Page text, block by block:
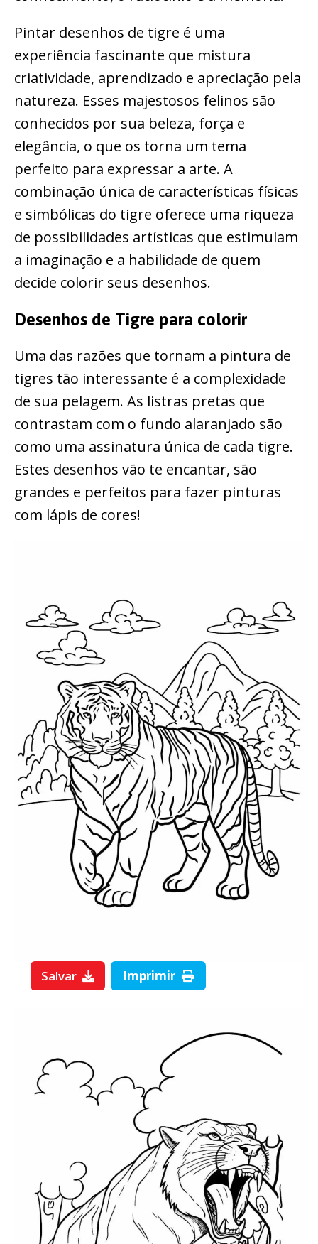
Pintar desenhos de tigre é uma
experiência fascinante que mistura
criatividade, aprendizado e apreciação pela
natureza. Esses majestosos felinos são
conhecidos por sua beleza, força e
elegância, o que os torna um tema
perfeito para expressar a arte. A
combinação única de características físicas
e simbólicas do tigre oferece uma riqueza
de possibilidades artísticas que estimulam
a imaginação e a habilidade de quem
decide colorir seus desenhos.
Desenhos de Tigre para colorir
Uma das razões que tornam a pintura de
tigres tão interessante é a complexidade
de sua pelagem. As listras pretas que
contrastam com o fundo alaranjado são
como uma assinatura única de cada tigre.
Estes desenhos vão te encantar, são
grandes e perfeitos para fazer pinturas
com lápis de cores!
Salvar Imprimir